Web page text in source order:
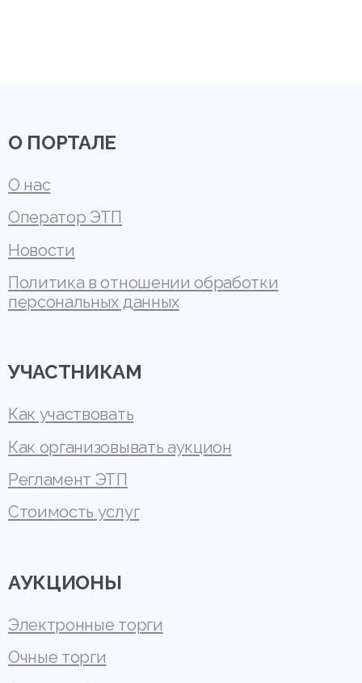
О ПОРТАЛЕ
О нас
Оператор ЭТП
Новости
Политика в отношении обработки
персональных данных
УЧАСТНИКАМ
Как участвовать
Как организовывать аукцион
Регламент ЭТП
Стоимость услуг
АУКЦИОНЫ
Электронные торги
Очные торги